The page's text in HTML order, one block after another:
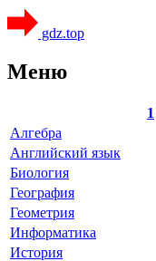
gdz.top
Меню
1
Алгебра
Английский язык
Биология
География
Геометрия
Информатика
История